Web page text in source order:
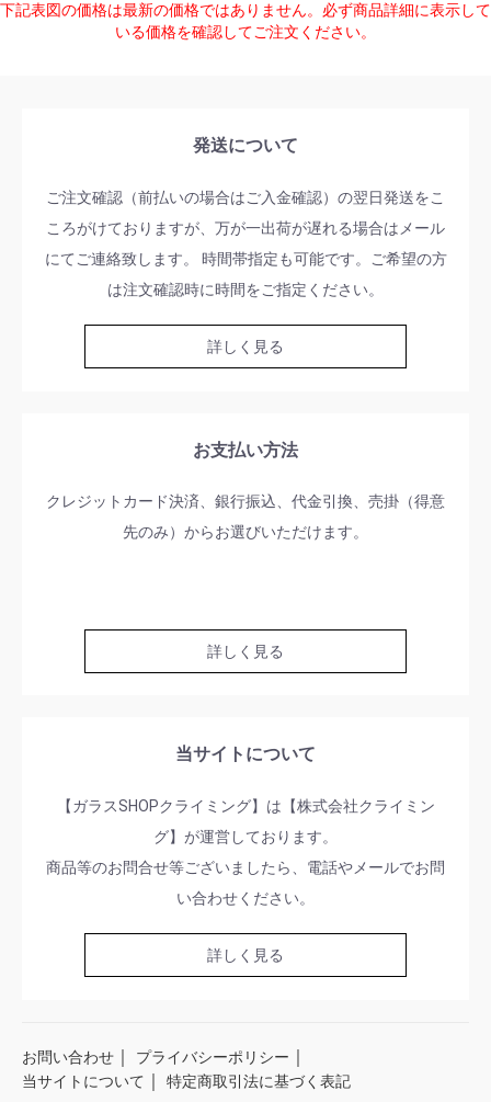
下記表図の価格は最新の価格ではありません。必ず商品詳細に表示して
いる価格を確認してご注文ください。
発送について
ご注文確認（前払いの場合はご入金確認）の翌日発送をこ
ころがけておりますが、万が一出荷が遅れる場合はメール
にてご連絡致します。 時間帯指定も可能です。ご希望の方
は注文確認時に時間をご指定ください。
詳しく見る
お支払い方法
クレジットカード決済、銀行振込、代金引換、売掛（得意
先のみ）からお選びいただけます。
詳しく見る
当サイトについて
【ガラスSHOPクライミング】は【株式会社クライミン
グ】が運営しております。
商品等のお問合せ等ございましたら、電話やメールでお問
い合わせください。
詳しく見る
お問い合わせ ｜ プライバシーポリシー ｜
当サイトについて ｜ 特定商取引法に基づく表記